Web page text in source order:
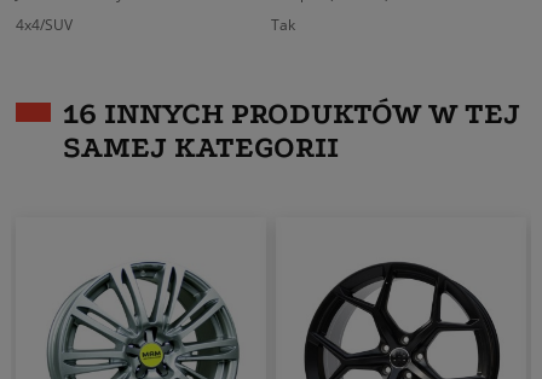
4x4/SUV
Tak
16 INNYCH PRODUKTÓW W TEJ
SAMEJ KATEGORII